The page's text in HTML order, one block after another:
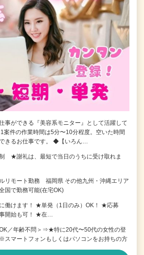
事ができる『美容系モニター』として活躍して
1案件の作業時間は5分〜10分程度。空いた時間
きるお仕事です。 ◆【いろん…
★謝礼は、最短で当日のうちに受け取れま
リモート勤務 福岡県 その他九州・沖縄エリア
国で勤務可能(在宅OK)
働けます！ ★単発（1日のみ）OK！ ★応募
開始も可！ ★在…
／年齢不問＞⇒★特に20代〜50代の女性の登
マートフォンもしくはパソコンをお持ちの方